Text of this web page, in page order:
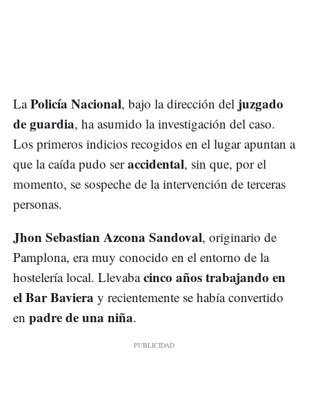
LaPolicía Nacional, bajo la dirección del juzgado
de guardia, ha asumido la investigación del caso.
Los primeros indicios recogidos en el lugar apuntan a
que la caída pudo seraccidental, sin que, por el
momento, se sospeche de la intervención de terceras
personas.
Jhon Sebastian Azcona Sandoval, originario de
Pamplona, era muy conocido en el entorno de la
hostelería local. Llevabacinco años trabajando en
el Bar Baviera y recientemente se había convertido
en padre de una niña.